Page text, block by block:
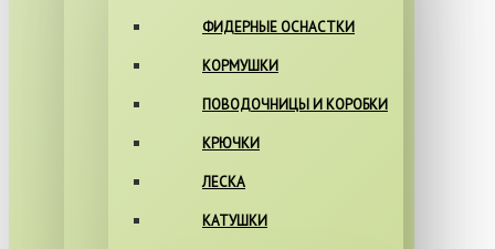
ФИДЕРНЫЕ ОСНАСТКИ
КОРМУШКИ
ПОВОДОЧНИЦЫ И КОРОБКИ
КРЮЧКИ
ЛЕСКА
КАТУШКИ